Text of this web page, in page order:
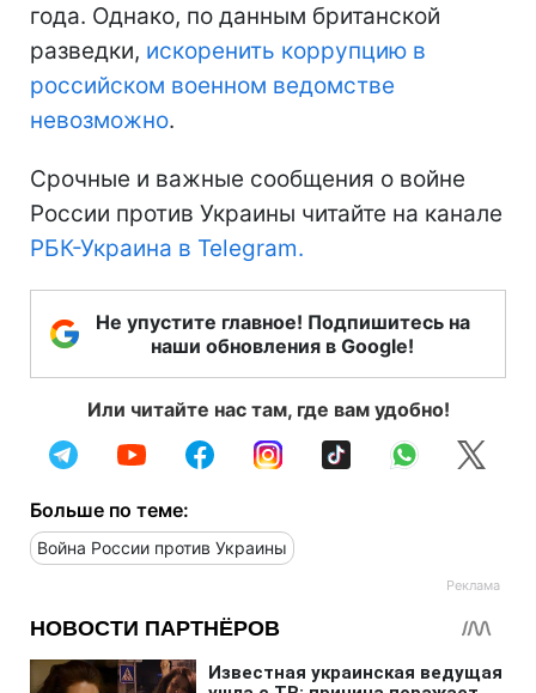
года. Однако, по данным британской
разведки, искоренить коррупцию в
российском военном ведомстве
невозможно.
Срочные и важные сообщения о войне
России против Украины читайте на канале
РБК-Украина в Telegram.
Не упустите главное! Подпишитесь на
наши обновления в Google!
Или читайте нас там, где вам удобно!
Больше по теме:
Война России против Украины